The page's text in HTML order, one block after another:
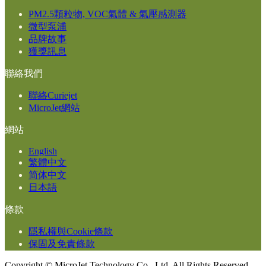
PM2.5顆粒物, VOC氣體 & 氣壓感測器
微型泵浦
品牌故事
獲獎訊息
聯絡我們
聯絡Curiejet
MicroJet網站
網站
English
繁體中文
简体中文
日本語
條款
隱私權與Cookie條款
保固及免責條款